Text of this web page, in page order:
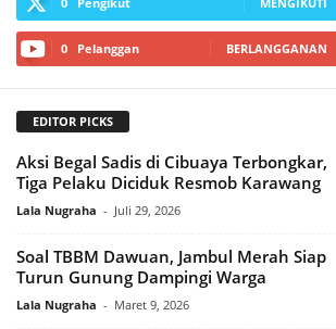
0 Pelanggan BERLANGGANAN
EDITOR PICKS
Aksi Begal Sadis di Cibuaya Terbongkar,
Tiga Pelaku Diciduk Resmob Karawang
Lala Nugraha - Juli 29, 2026
Soal TBBM Dawuan, Jambul Merah Siap
Turun Gunung Dampingi Warga
Lala Nugraha - Maret 9, 2026